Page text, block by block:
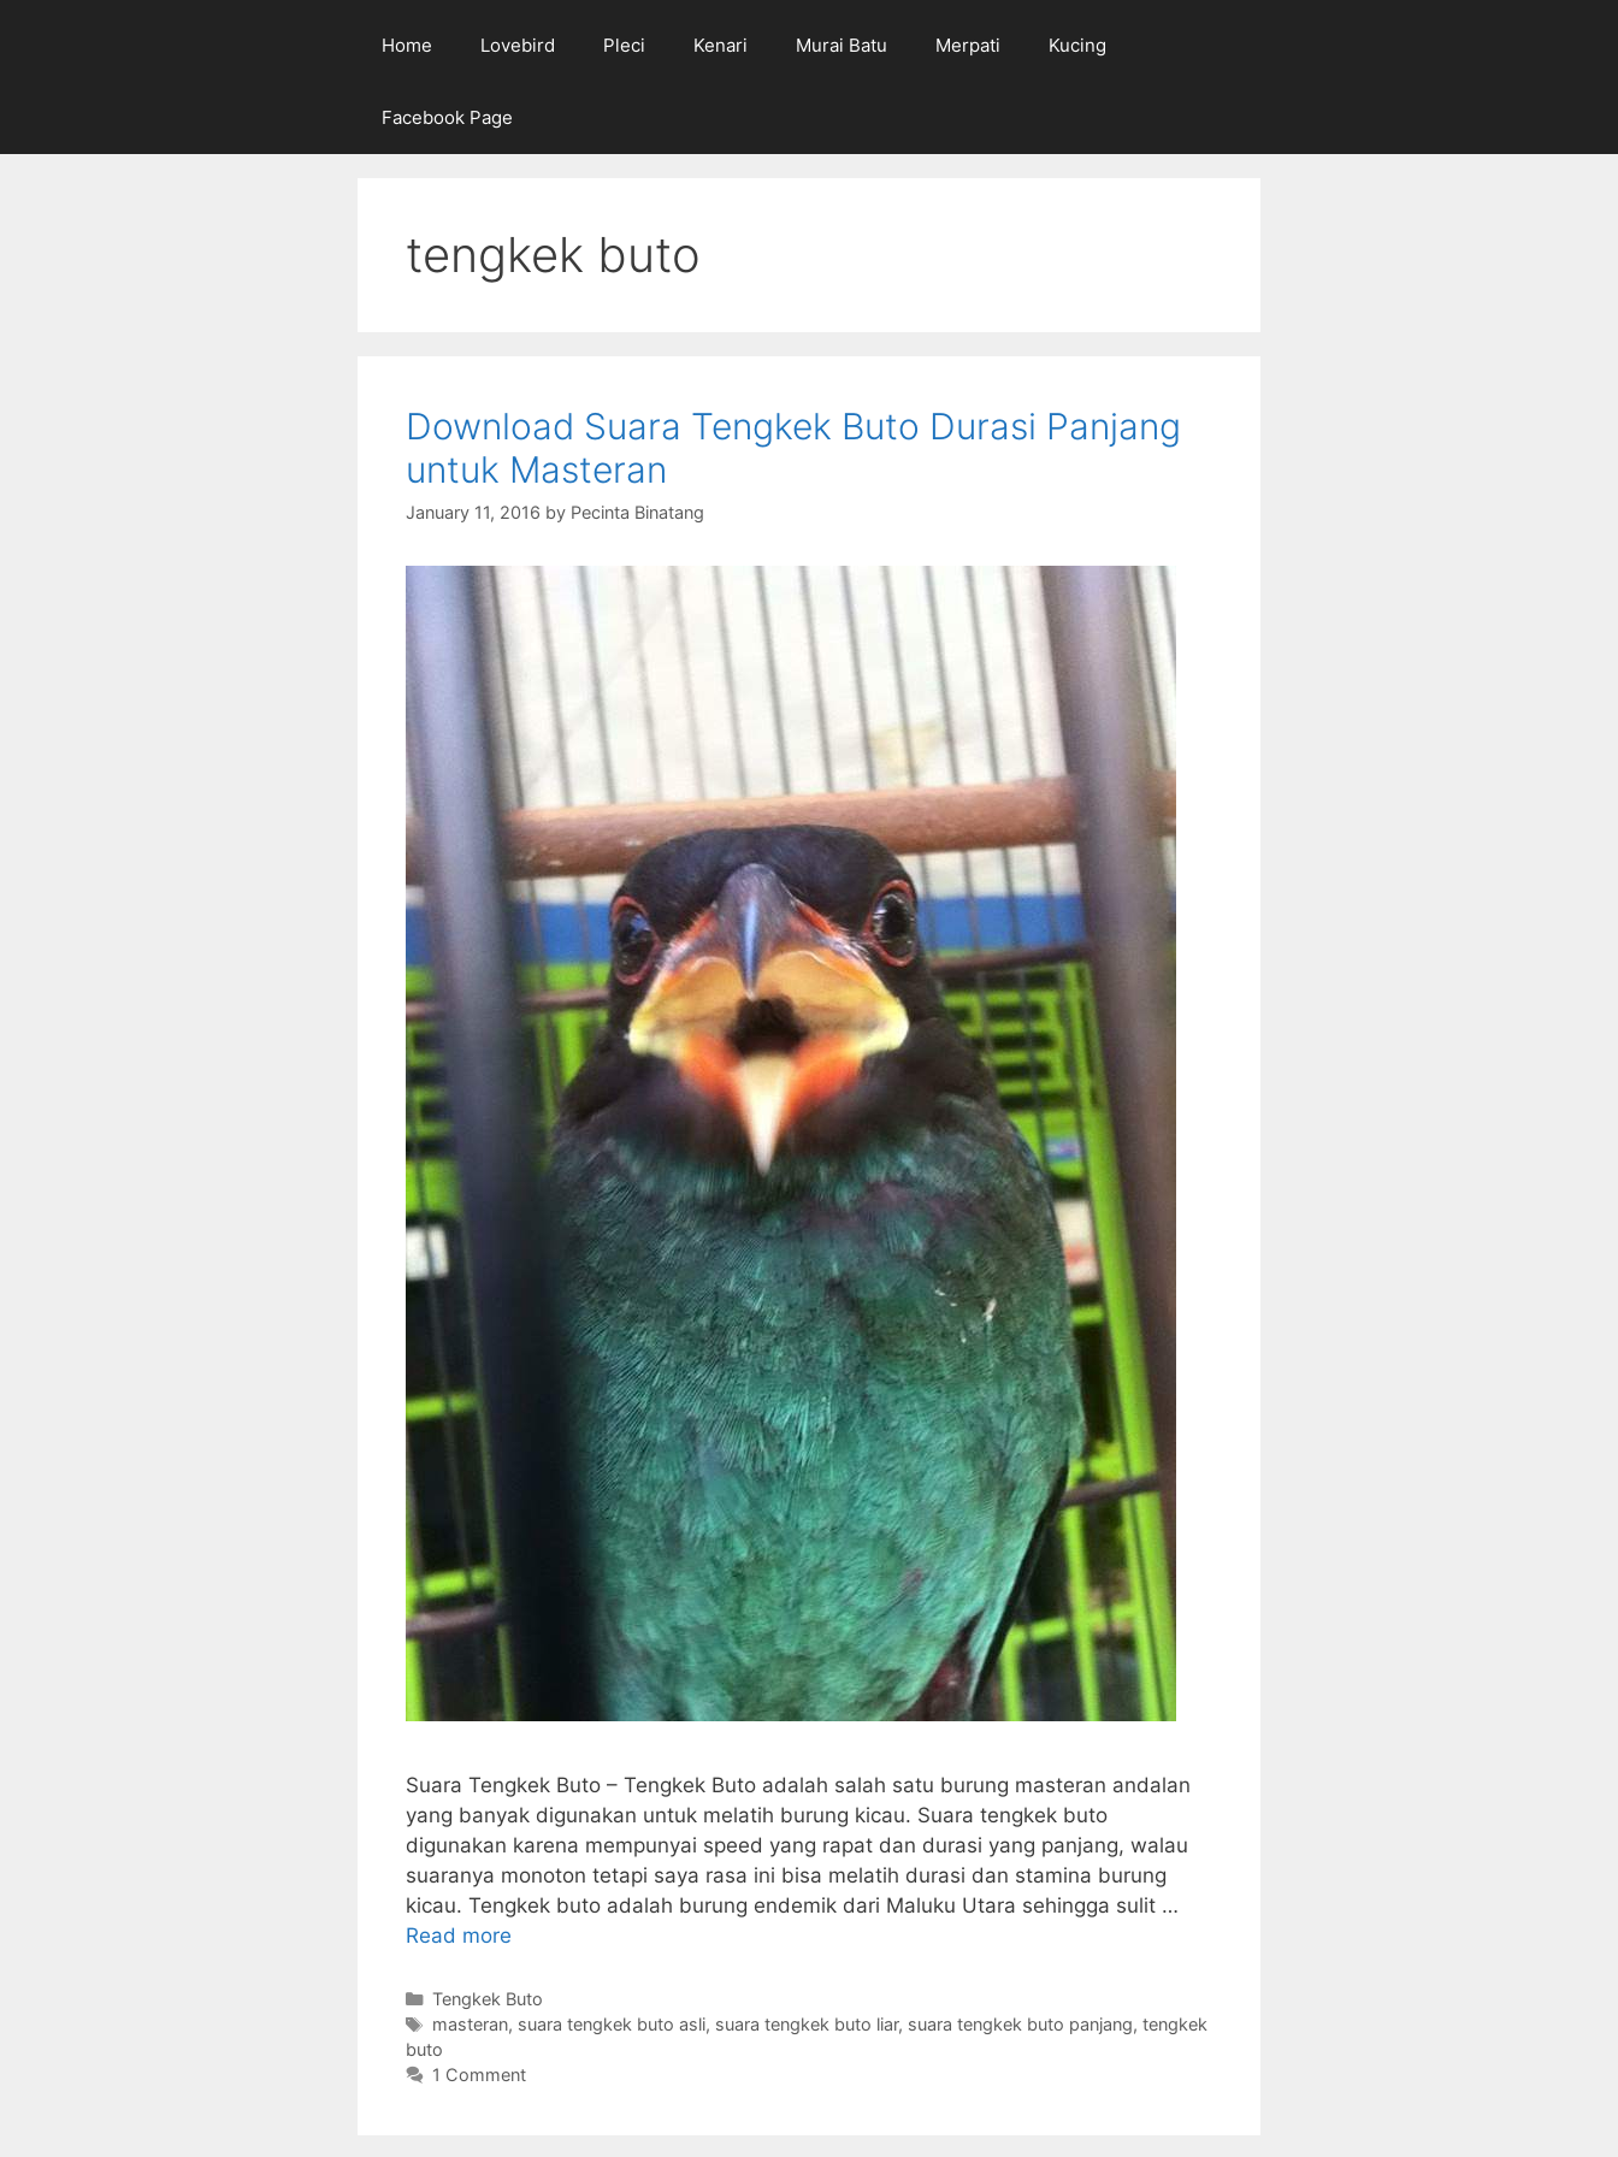
Home Lovebird Pleci Kenari Murai Batu Merpati Kucing
Facebook Page
tengkek buto
Download Suara Tengkek Buto Durasi Panjang
untuk Masteran
January 11, 2016 by Pecinta Binatang
Suara Tengkek Buto – Tengkek Buto adalah salah satu burung masteran andalan
yang banyak digunakan untuk melatih burung kicau. Suara tengkek buto
digunakan karena mempunyai speed yang rapat dan durasi yang panjang, walau
suaranya monoton tetapi saya rasa ini bisa melatih durasi dan stamina burung
kicau. Tengkek buto adalah burung endemik dari Maluku Utara sehingga sulit …
Read more
Categories
Tengkek Buto
Tags
masteran, suara tengkek buto asli, suara tengkek buto liar, suara tengkek buto panjang, tengkek
buto
1 Comment